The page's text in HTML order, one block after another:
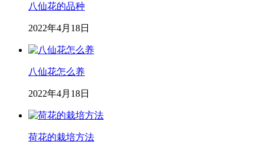
八仙花的品种
2022年4月18日
八仙花怎么养
2022年4月18日
荷花的栽培方法